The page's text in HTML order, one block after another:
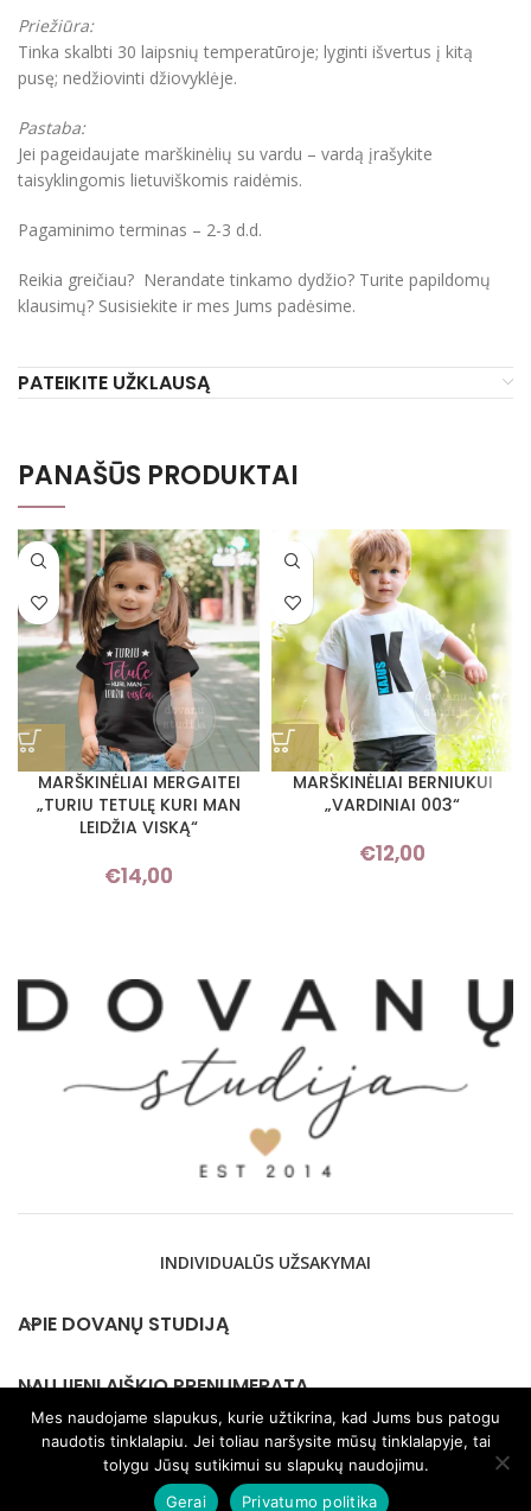
Priežiūra:
Tinka skalbti 30 laipsnių temperatūroje; lyginti išvertus į kitą
pusę; nedžiovinti džiovyklėje.
Pastaba:
Jei pageidaujate marškinėlių su vardu – vardą įrašykite
taisyklingomis lietuviškomis raidėmis.
Pagaminimo terminas – 2-3 d.d.
Reikia greičiau? Nerandate tinkamo dydžio? Turite papildomų
klausimų? Susisiekite ir mes Jums padėsime.
PATEIKITE UŽKLAUSĄ
PANAŠŪS PRODUKTAI
MARŠKINĖLIAI MERGAITEI
„TURIU TETULĘ KURI MAN
LEIDŽIA VISKĄ“
€14,00
MARŠKINĖLIAI BERNIUKUI
„VARDINIAI 003“
€12,00
INDIVIDUALŪS UŽSAKYMAI
APIE DOVANŲ STUDIJĄ
NAUJIENLAIŠKIO PRENUMERATA
KONTAKTAI
Mes naudojame slapukus, kurie užtikrina, kad Jums bus patogu
naudotis tinklalapiu. Jei toliau naršysite mūsų tinklalapyje, tai
tolygu Jūsų sutikimui su slapukų naudojimu.
Gerai
Privatumo politika